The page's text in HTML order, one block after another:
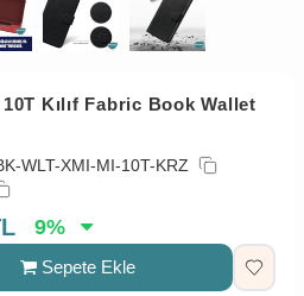
Kılıf Fabric Book Wallet
WLT-XMI-MI-10T-KRZ
9%
Sepete Ekle